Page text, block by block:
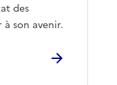
des
son avenir.